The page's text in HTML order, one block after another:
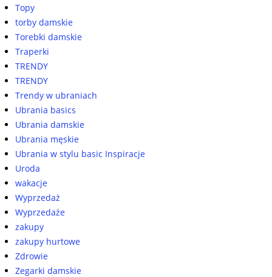
Topy
torby damskie
Torebki damskie
Traperki
TRENDY
TRENDY
Trendy w ubraniach
Ubrania basics
Ubrania damskie
Ubrania męskie
Ubrania w stylu basic Inspiracje
Uroda
wakacje
Wyprzedaż
Wyprzedaże
zakupy
zakupy hurtowe
Zdrowie
Zegarki damskie